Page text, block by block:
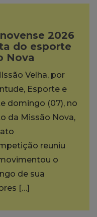
2026
do esporte
Nova
Velha, por
Esporte e
domingo (07), no
da Missão Nova,
reuniu
o
de sua
[…]